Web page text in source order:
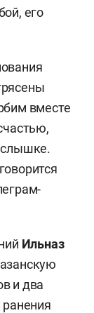
его
вместе
Ильназ
и два